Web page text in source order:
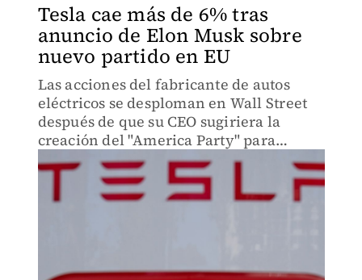
Tesla cae más de 6% tras
anuncio de Elon Musk sobre
nuevo partido en EU
Las acciones del fabricante de autos
eléctricos se desploman en Wall Street
después de que su CEO sugiriera la
creación del "America Party" para
"devolver la libertad" a Estados Unidos.